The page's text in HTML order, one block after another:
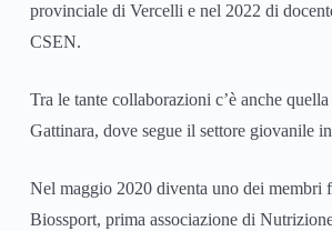
provinciale di Vercelli e nel 2022 di
CSEN.
Tra le tante collaborazioni c’è anche quella
Gattinara, dove segue il settore giovanile
Nel maggio 2020 diventa uno dei membri
Biossport, prima associazione di